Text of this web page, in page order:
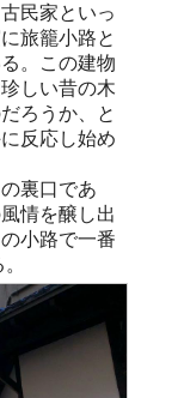
民家といっ
旅籠小路と
。この建物
しい昔の木
ろうか、と
反応し始め
裏口であ
情を醸し出
小路で一番